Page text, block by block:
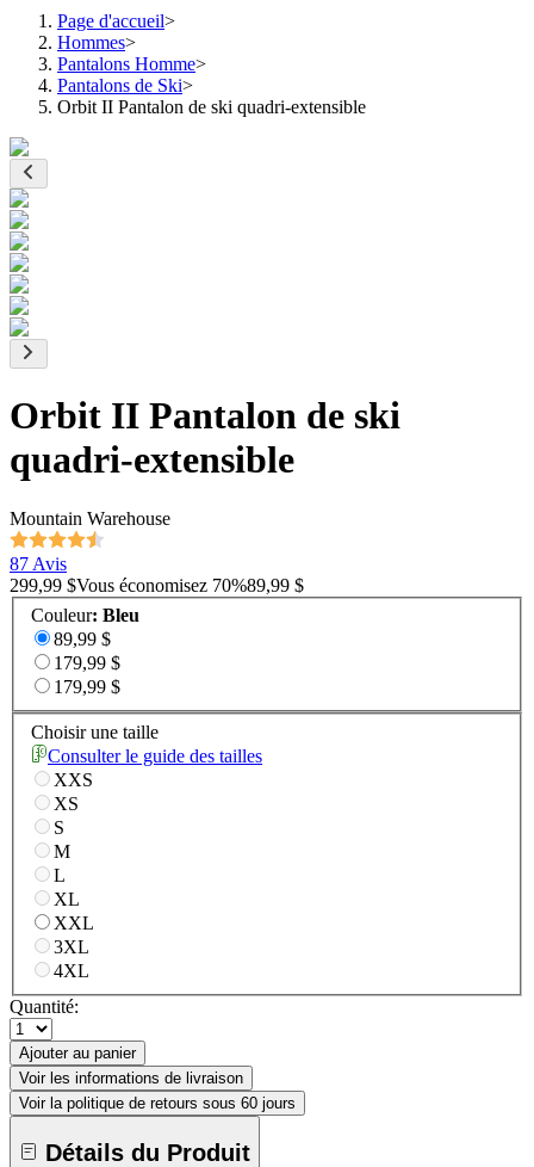
Page d'accueil>
Hommes>
Pantalons Homme>
Pantalons de Ski>
Orbit II Pantalon de ski quadri-extensible
Orbit II Pantalon de ski
quadri-extensible
Mountain Warehouse
87 Avis
299,99 $Vous économisez 70%89,99 $
Couleur: Bleu
89,99 $
179,99 $
179,99 $
Choisir une taille
Consulter le guide des tailles
XXS
XS
S
M
L
XL
XXL
3XL
4XL
Quantité:
Ajouter au panier
Voir les informations de livraison
Voir la politique de retours sous 60 jours
Détails du Produit